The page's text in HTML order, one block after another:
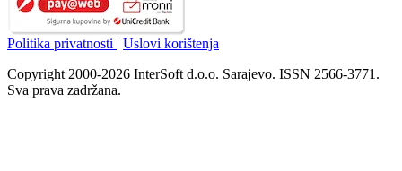
Politika privatnosti | Uslovi korištenja
Copyright 2000-2026 InterSoft d.o.o. Sarajevo. ISSN 2566-3771.
Sva prava zadržana.